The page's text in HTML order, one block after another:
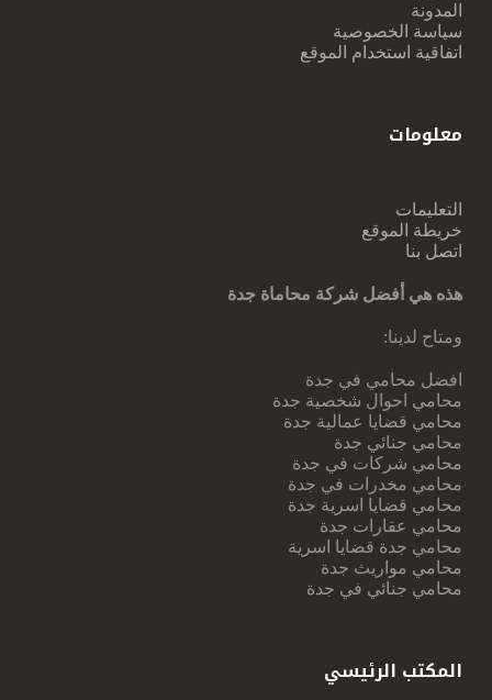
المدونة
سياسة الخصوصية
اتفاقية استخدام الموقع
معلومات
التعليمات
خريطة الموقع
اتصل بنا
هذه هي أفضل شركة محاماة جدة
ومتاح لدينا:
افضل محامي في جدة
محامي احوال شخصية جدة
محامي قضايا عمالية جدة
محامي جنائي جدة
محامي شركات في جدة
محامي مخدرات في جدة
محامي قضايا اسرية جدة
محامي عقارات جدة
محامي جدة قضايا اسرية
محامي مواريث جدة
محامي جنائي في جدة
المكتب الرئيسي